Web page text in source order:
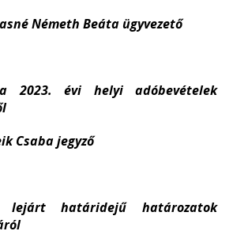
Németh Beáta ügyvezető
a 2023. évi helyi adóbevételek
jegyző
lejárt határidejű határozatok